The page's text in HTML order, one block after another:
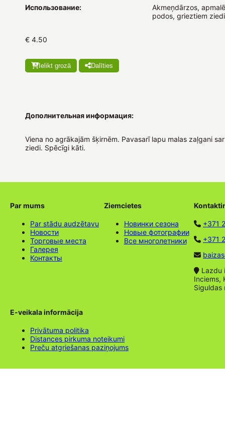
Использование:
Akmeņdārzos,
podos, grieztiem
€ 4.50
Ielikt grozā Dalīties
Дополнительная информация:
Viena no agrākajām šķirnēm. Pavasarī lapu malas zaļgani
ziedi. Spēcīgi kāti.
Par mums
Par stādu audzētavu
Новости
Торговые места
Галерея
Контакты
Ziemcietes
Новинки сезона
Новые фотографии
Все многолетники
+371
+371
Lazdu
Inciems,
Siguldas
E-veikala informācija
Privātuma politika
Distances pirkuma noteikumi
Preču atgriešanas paziņojums